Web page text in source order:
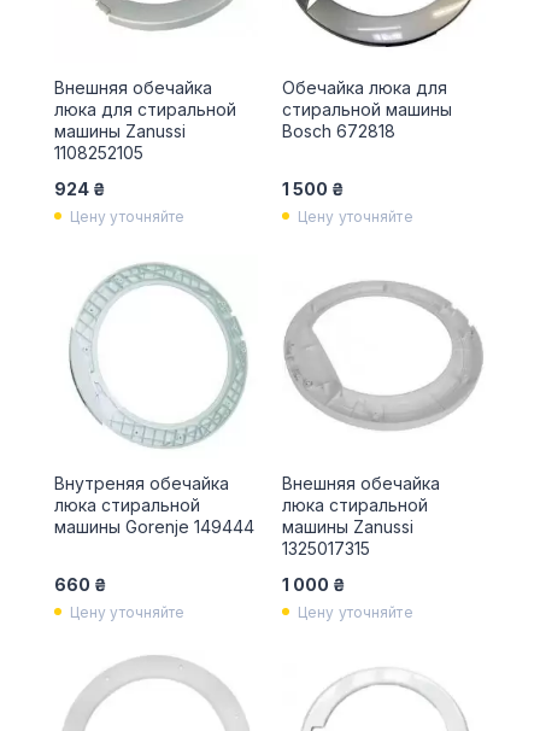
Внешняя обечайка
люка для стиральной
машины Zanussi
1108252105
924 ₴
Цену уточняйте
Обечайка люка для
стиральной машины
Bosch 672818
1 500 ₴
Цену уточняйте
Внутреняя обечайка
люка стиральной
машины Gorenje 149444
660 ₴
Цену уточняйте
Внешняя обечайка
люка стиральной
машины Zanussi
1325017315
1 000 ₴
Цену уточняйте